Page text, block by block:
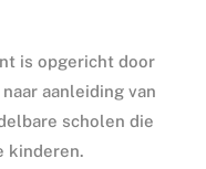
is opgericht door
aanleiding van
scholen die
kinderen.